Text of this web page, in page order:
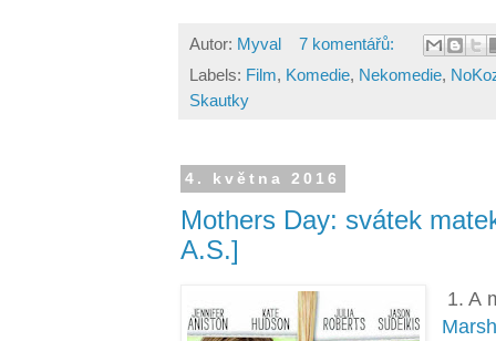
Autor: Myval
7 komentářů:
Labels: Film, Komedie, Nekomedie,
Skautky
4. května 2016
Mothers Day: svátek
A.S.]
1. A